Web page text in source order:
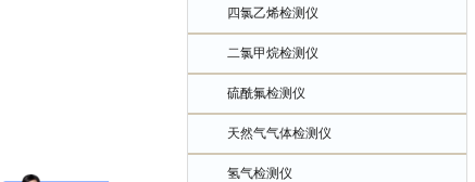
四氯乙烯检测仪
二氯甲烷检测仪
硫酰氟检测仪
天然气气体检测仪
氢气检测仪